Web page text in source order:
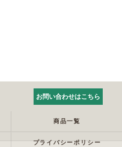
お問い合わせはこちら
商品一覧
プライバシーポリシー